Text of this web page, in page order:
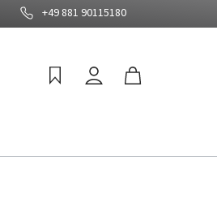
+49 881 90115180